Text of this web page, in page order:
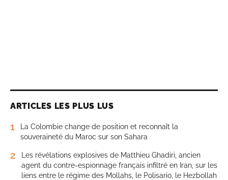
ARTICLES LES PLUS LUS
1
La Colombie change de position et reconnaît la
souveraineté du Maroc sur son Sahara
2
Les révélations explosives de Matthieu Ghadiri, ancien
agent du contre-espionnage français infiltré en Iran, sur les
liens entre le régime des Mollahs, le Polisario, le Hezbollah